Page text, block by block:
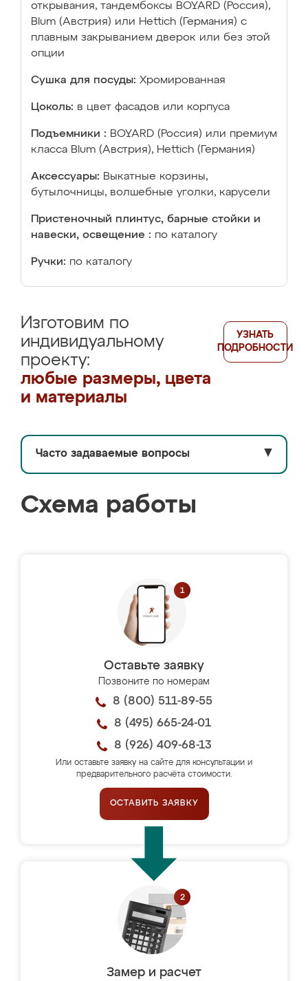
открывания, тандембоксы BOYARD (Россия),
Blum (Австрия) или Hettich (Германия) с
плавным закрыванием дверок или без этой
опции
Сушка для посуды: Хромированная
Цоколь: в цвет фасадов или корпуса
Подъемники : BOYARD (Россия) или премиум
класса Blum (Австрия), Hettich (Германия)
Аксессуары: Выкатные корзины,
бутылочницы, волшебные уголки, карусели
Пристеночный плинтус, барные стойки и
навески, освещение : по каталогу
Ручки: по каталогу
Изготовим по
индивидуальному
проекту:
любые размеры, цвета
и материалы
УЗНАТЬ
ПОДРОБНОСТИ
Часто задаваемые вопросы ▼
Схема работы
Оставьте заявку
Позвоните по номерам
8 (800) 511-89-55
8 (495) 665-24-01
8 (926) 409-68-13
Или оставьте заявку на сайте для консультации и
предварительного расчёта стоимости.
ОСТАВИТЬ ЗАЯВКУ
Замер и расчет